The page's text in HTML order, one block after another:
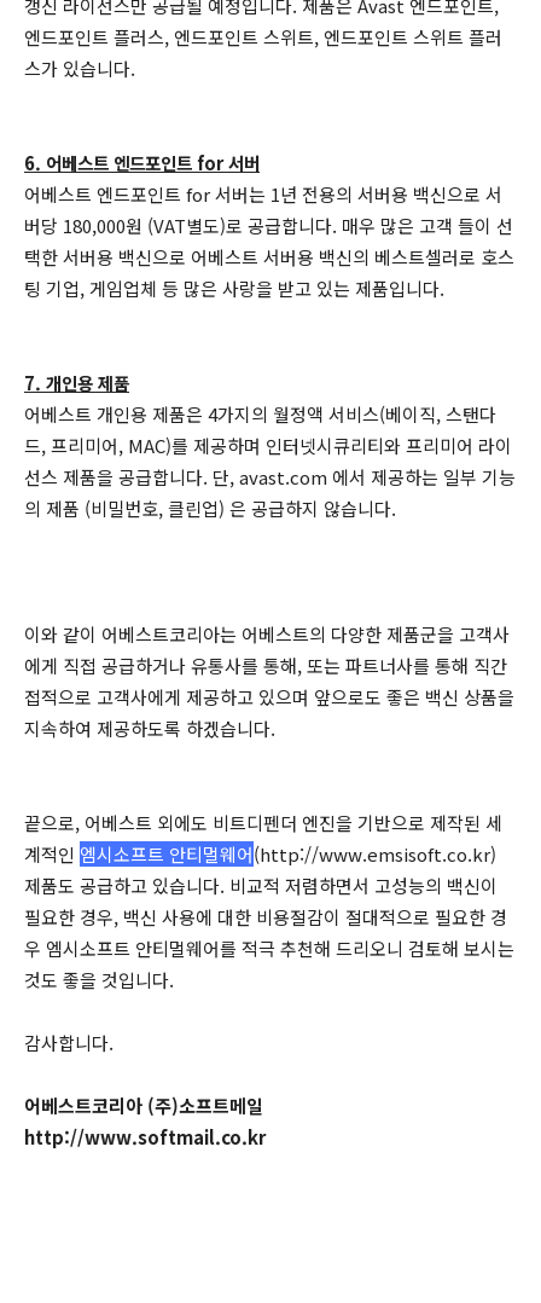
갱신 라이선스만 공급될 예정입니다. 제품은 Avast 엔드포인트,
엔드포인트 플러스, 엔드포인트 스위트, 엔드포인트 스위트 플러
스가 있습니다.
6. 어베스트 엔드포인트 for 서버
어베스트 엔드포인트 for 서버는 1년 전용의 서버용 백신으로 서
버당 180,000원 (VAT별도)로 공급합니다. 매우 많은 고객 들이 선
택한 서버용 백신으로 어베스트 서버용 백신의 베스트셀러로 호스
팅 기업, 게임업체 등 많은 사랑을 받고 있는 제품입니다.
7. 개인용 제품
어베스트 개인용 제품은 4가지의 월정액 서비스(베이직, 스탠다
드, 프리미어, MAC)를 제공하며 인터넷시큐리티와 프리미어 라이
선스 제품을 공급합니다. 단, avast.com 에서 제공하는 일부 기능
의 제품 (비밀번호, 클린업) 은 공급하지 않습니다.
이와 같이 어베스트코리아는 어베스트의 다양한 제품군을 고객사
에게 직접 공급하거나 유통사를 통해, 또는 파트너사를 통해 직간
접적으로 고객사에게 제공하고 있으며 앞으로도 좋은 백신 상품을
지속하여 제공하도록 하겠습니다.
끝으로, 어베스트 외에도 비트디펜더 엔진을 기반으로 제작된 세
계적인 엠시소프트 안티멀웨어(http://www.emsisoft.co.kr)
제품도 공급하고 있습니다. 비교적 저렴하면서 고성능의 백신이
필요한 경우, 백신 사용에 대한 비용절감이 절대적으로 필요한 경
우 엠시소프트 안티멀웨어를 적극 추천해 드리오니 검토해 보시는
것도 좋을 것입니다.
감사합니다.
어베스트코리아 (주)소프트메일
http://www.softmail.co.kr